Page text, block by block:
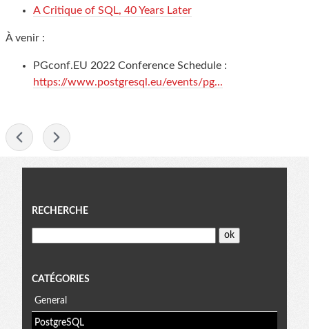
A Critique of SQL, 40 Years Later
À venir :
PGconf.EU 2022 Conference Schedule :
https://www.postgresql.eu/events/pg...
Menu
RECHERCHE
CATÉGORIES
General
PostgreSQL